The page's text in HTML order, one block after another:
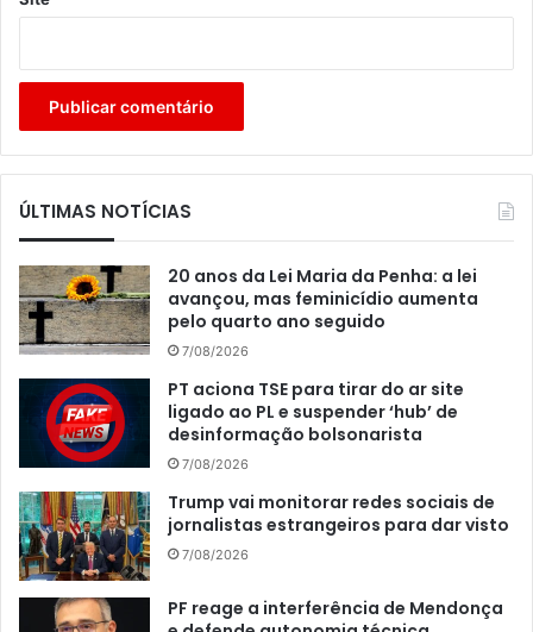
ÚLTIMAS NOTÍCIAS
20 anos da Lei Maria da Penha: a lei
avançou, mas feminicídio aumenta
pelo quarto ano seguido
7/08/2026
PT aciona TSE para tirar do ar site
ligado ao PL e suspender ‘hub’ de
desinformação bolsonarista
7/08/2026
Trump vai monitorar redes sociais de
jornalistas estrangeiros para dar visto
7/08/2026
PF reage a interferência de Mendonça